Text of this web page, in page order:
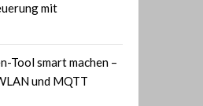
mit
Tool smart machen –
und MQTT